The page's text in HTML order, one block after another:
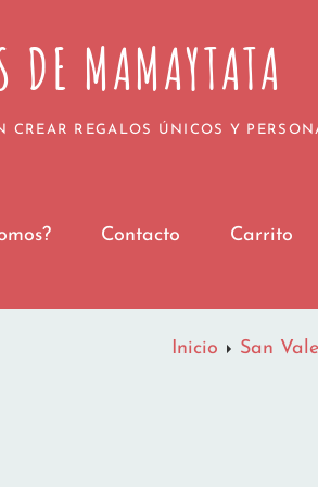
a partir del 1 de julio
y confianza. Muy
DE MAMAYTATA
CREAR REGALOS ÚNICOS Y
Contacto Carrito
Inicio San